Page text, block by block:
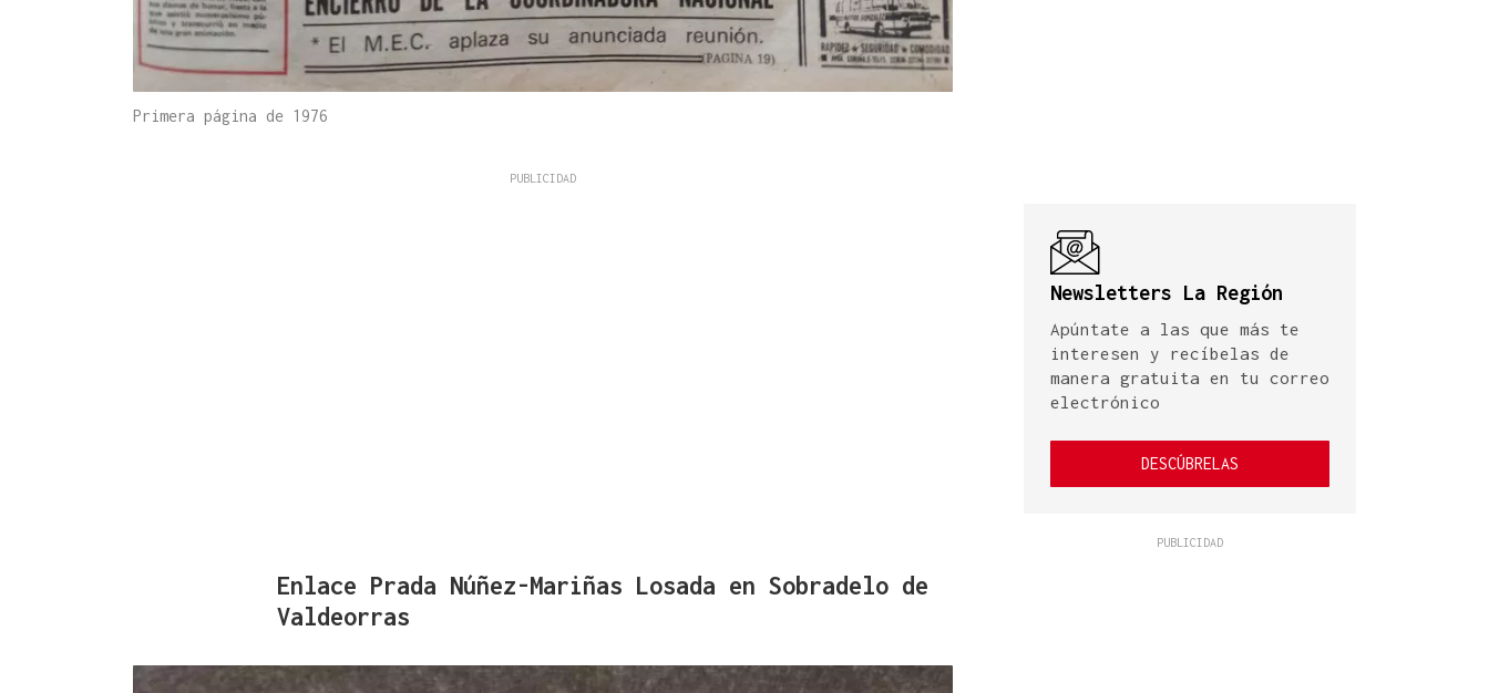
Primera página de 1976
Enlace Prada Núñez-Mariñas Losada en Sobradelo de
Valdeorras
Newsletters La Región
Apúntate a las que más te
interesen y recíbelas de
manera gratuita en tu correo
electrónico
DESCÚBRELAS